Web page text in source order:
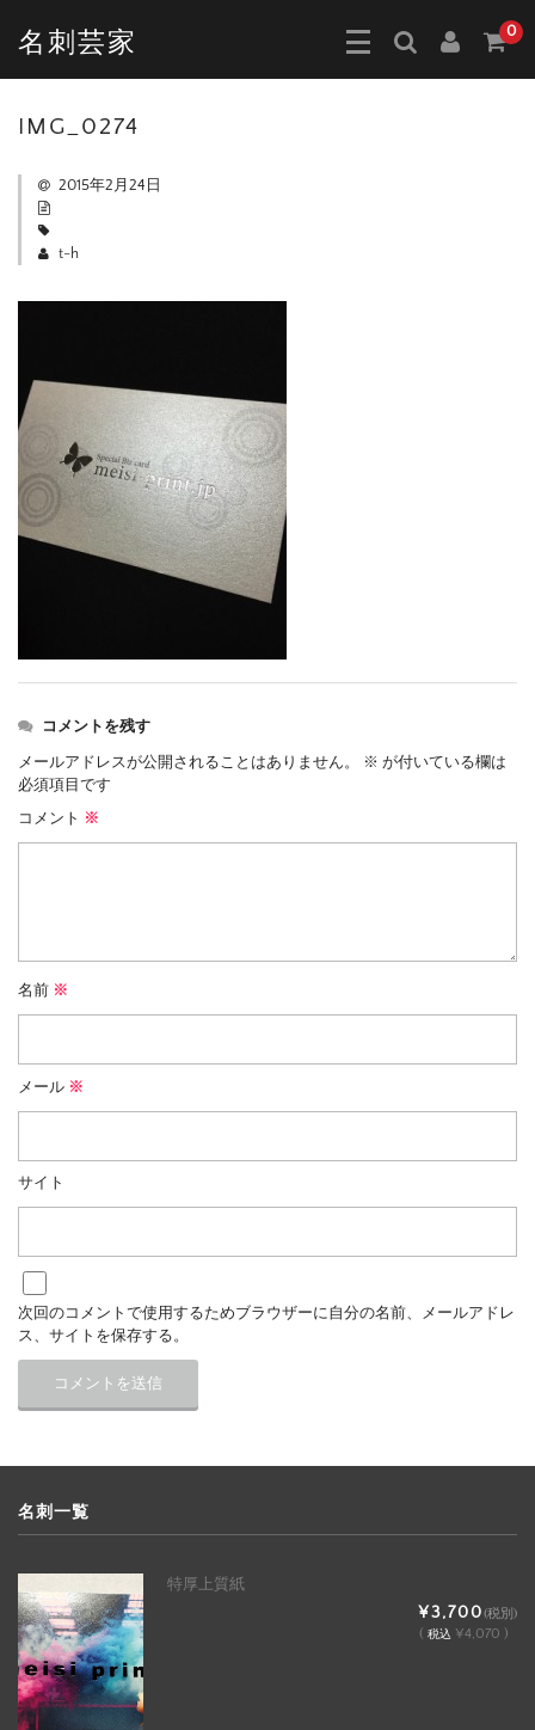
名刺芸家 0
IMG_0274
2015年2月24日
t-h
コメントを残す
メールアドレスが公開されることはありません。 ※ が付いている欄は
必須項目です
コメント ※
名前 ※
メール ※
サイト
次回のコメントで使用するためブラウザーに自分の名前、メールアドレ
ス、サイトを保存する。
名刺一覧
特厚上質紙
¥3,700(税別)
( 税込 ¥4,070 )